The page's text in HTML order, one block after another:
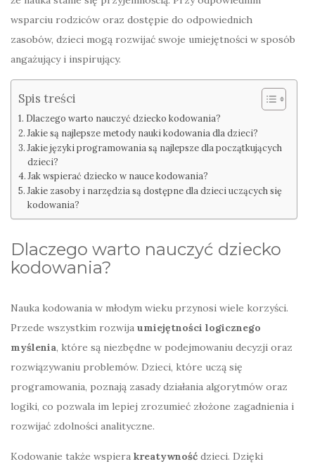
wsparciu rodziców oraz dostępie do odpowiednich
zasobów, dzieci mogą rozwijać swoje umiejętności w sposób
angażujący i inspirujący.
Spis treści
Dlaczego warto nauczyć dziecko kodowania?
Jakie są najlepsze metody nauki kodowania dla dzieci?
Jakie języki programowania są najlepsze dla początkujących
dzieci?
Jak wspierać dziecko w nauce kodowania?
Jakie zasoby i narzędzia są dostępne dla dzieci uczących się
kodowania?
Dlaczego warto nauczyć dziecko
kodowania?
Nauka kodowania w młodym wieku przynosi wiele korzyści.
Przede wszystkim rozwija umiejętności logicznego
myślenia, które są niezbędne w podejmowaniu decyzji oraz
rozwiązywaniu problemów. Dzieci, które uczą się
programowania, poznają zasady działania algorytmów oraz
logiki, co pozwala im lepiej zrozumieć złożone zagadnienia i
rozwijać zdolności analityczne.
Kodowanie także wspiera kreatywność dzieci. Dzięki